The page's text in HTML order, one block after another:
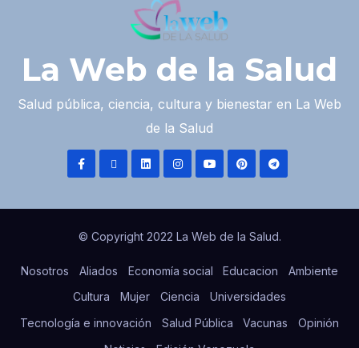
La Web de la Salud
Salud pública, ciencia, cultura y bienestar en La Web
de la Salud
© Copyright 2022 La Web de la Salud.
Nosotros Aliados Economía social Educacion
Ambiente
Cultura
Mujer Ciencia
Universidades
Tecnología e innovación
Salud Pública Vacunas
Opinión